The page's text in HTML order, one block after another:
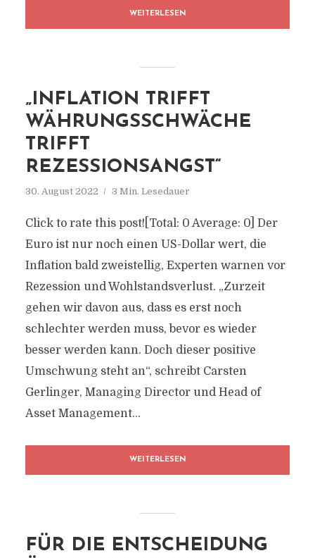
WEITERLESEN
„INFLATION TRIFFT
WÄHRUNGSSCHWÄCHE
TRIFFT
REZESSIONSANGST“
30. August 2022 3 Min. Lesedauer
Click to rate this post![Total: 0 Average: 0] Der
Euro ist nur noch einen US-Dollar wert, die
Inflation bald zweistellig, Experten warnen vor
Rezession und Wohlstandsverlust. „Zurzeit
gehen wir davon aus, dass es erst noch
schlechter werden muss, bevor es wieder
besser werden kann. Doch dieser positive
Umschwung steht an“, schreibt Carsten
Gerlinger, Managing Director und Head of
Asset Management...
WEITERLESEN
FÜR DIE ENTSCHEIDUNG